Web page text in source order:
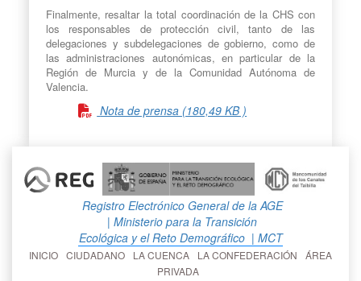
Finalmente, resaltar la total coordinación de la CHS con
los responsables de protección civil, tanto de las
delegaciones y subdelegaciones de gobierno, como de
las administraciones autonómicas, en particular de la
Región de Murcia y de la Comunidad Autónoma de
Valencia.
Nota de prensa (180,49 KB )
Registro Electrónico General de la AGE
| Ministerio para la Transición
Ecológica y el Reto Demográfico | MCT
INICIO CIUDADANO LA CUENCA LA CONFEDERACIÓN
ÁREA
PRIVADA